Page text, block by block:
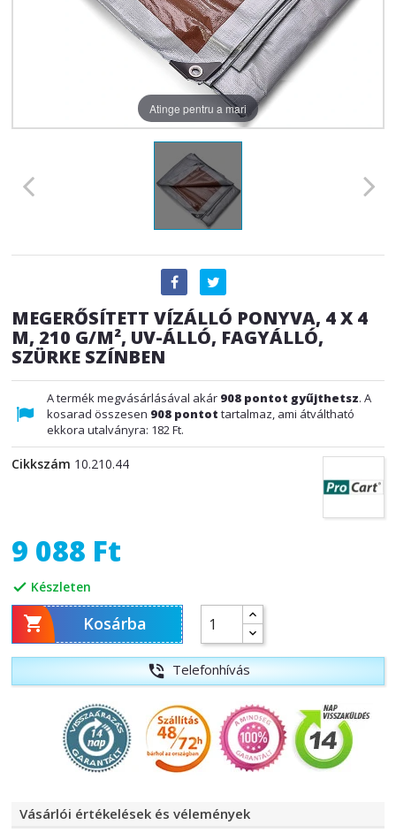
Atinge pentru a mari
MEGERŐSÍTETT VÍZÁLLÓ PONYVA, 4 X 4
M, 210 G/M², UV-ÁLLÓ, FAGYÁLLÓ,
SZÜRKE SZÍNBEN
A termék megvásárlásával akár 908 pontot gyűjthetsz. A
kosarad összesen 908 pontot tartalmaz, ami átváltható
ekkora utalványra: 182 Ft.
Cikkszám 10.210.44
9 088 Ft
 Készleten
 Kosárba
phone_in_talk Telefonhívás
Vásárlói értékelések és vélemények